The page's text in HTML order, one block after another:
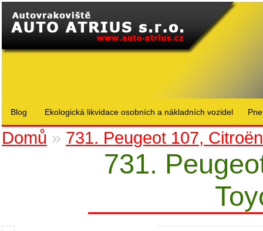
Blog Ekologická likvidace osobních a nákladních vozidel
Domů » 731. Peugeot 107,
731.